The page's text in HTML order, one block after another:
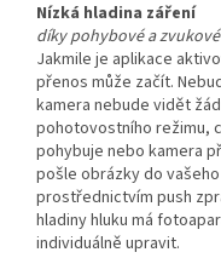
Nízká hladina záření
díky pohybové a
Jakmile je aplikace
přenos může začít.
kamera nebude vidět
pohotovostního režimu,
pohybuje nebo kamera
pošle obrázky do
prostřednictvím push
hladiny hluku má
individuálně upravit.